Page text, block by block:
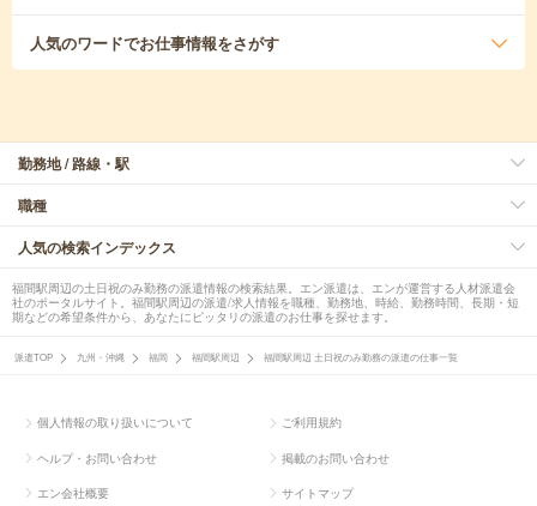
人気のワードでお仕事情報をさがす
勤務地 / 路線・駅
職種
人気の検索インデックス
福間駅周辺の土日祝のみ勤務の派遣情報の検索結果。エン派遣は、エンが運営する人材派遣会
社のポータルサイト。福間駅周辺の派遣/求人情報を職種、勤務地、時給、勤務時間、長期・短
期などの希望条件から、あなたにピッタリの派遣のお仕事を探せます。
派遣TOP 九州・沖縄 福岡 福間駅周辺 福間駅周辺 土日祝のみ勤務の派遣の仕事一覧
個人情報の取り扱いについて ご利用規約
ヘルプ・お問い合わせ 掲載のお問い合わせ
エン会社概要 サイトマップ